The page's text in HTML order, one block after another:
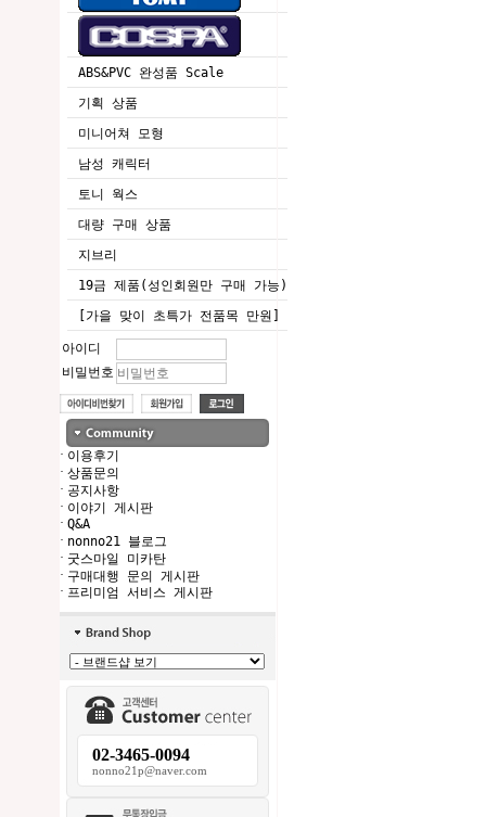
ABS&PVC 완성품 Scale
기획 상품
미니어쳐 모형
남성 캐릭터
토니 웍스
대량 구매 상품
지브리
19금 제품(성인회원만 구매 가능)
[가을 맞이 초특가 전품목 만원]
아이디
비밀번호
· 이용후기
· 상품문의
· 공지사항
· 이야기 게시판
· Q&A
· nonno21 블로그
· 굿스마일 미카탄
· 구매대행 문의 게시판
· 프리미엄 서비스 게시판
02-3465-0094
nonno21p@naver.com